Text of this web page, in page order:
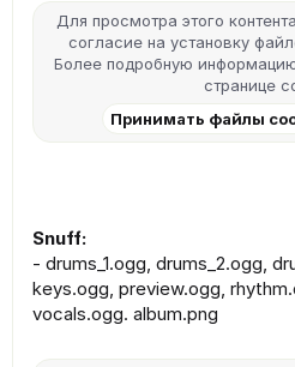
Для просмотра этого
согласие на установку
Более подробную
странице
Принимать файлы
Snuff:
- drums_1.ogg, drums_2.ogg,
keys.ogg, preview.ogg,
vocals.ogg. album.png